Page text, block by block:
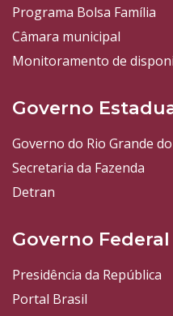
Programa Bolsa Família
Câmara municipal
Monitoramento de
Governo
Governo do Rio Grande
Secretaria da Fazenda
Detran
Governo Federal
Presidência da República
Portal Brasil